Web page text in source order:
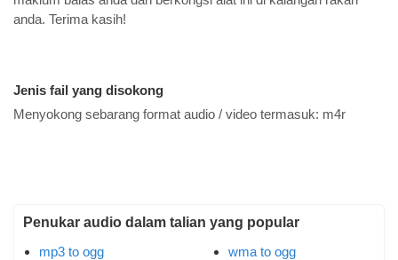
anda. Terima kasih!
Jenis fail yang disokong
Menyokong sebarang format audio / video termasuk: m4r
Penukar audio dalam talian yang popular
mp3 to ogg
wma to ogg